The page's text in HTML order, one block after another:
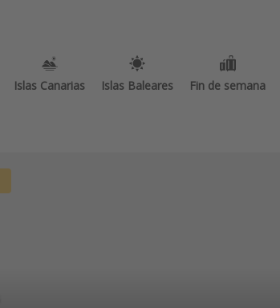
Islas Canarias Islas Baleares Fin de semana